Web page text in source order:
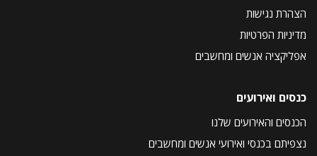
הצהרת נגישות
מדיניות הפרטיות
אפליקציה אנשים ומחשבים
כנסים ואירועים
הכנסים והאירועים שלנו
נצפיתם בכנסי ואירועי אנשים ומחשבים